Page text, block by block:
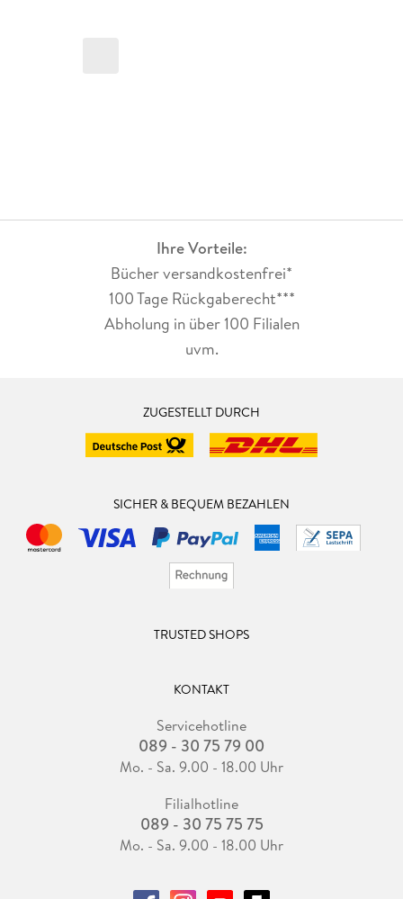
Ihre Vorteile:
Bücher versandkostenfrei*
100 Tage Rückgaberecht***
Abholung in über 100 Filialen
uvm.
ZUGESTELLT DURCH
SICHER & BEQUEM BEZAHLEN
TRUSTED SHOPS
KONTAKT
Servicehotline
089 - 30 75 79 00
Mo. - Sa. 9.00 - 18.00 Uhr
Filialhotline
089 - 30 75 75 75
Mo. - Sa. 9.00 - 18.00 Uhr